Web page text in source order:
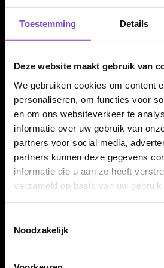
Toestemming Details
Deze website maakt gebruik van
We gebruiken cookies om content
personaliseren, om functies voor
en om ons websiteverkeer te
informatie over uw gebruik van
partners voor social media,
partners kunnen deze gegevens
informatie die u aan ze heeft
verzameld op basis van uw gebruik
Noodzakelijk
De Harrows Solo Flights Black worden
drie stuks. Daarmee heb je direct
geïntegreerd systeem waarbij shaft en
elkaar aansluiten.
Kenmerken van de Harrows Solo
✓ Origineel Harrows Solo systeem
✓ Flight en shaft in één geheel
✓
Consistente flightstand tijdens